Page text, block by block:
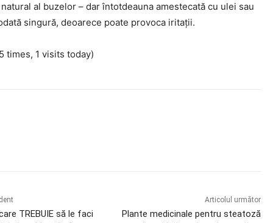
al buzelor – dar întotdeauna amestecată cu ulei sau
singură, deoarece poate provoca iritații.
times, 1 visits today)
TREBUIE să le faci
Articolul următor
Plante medicinale pentru steatoză